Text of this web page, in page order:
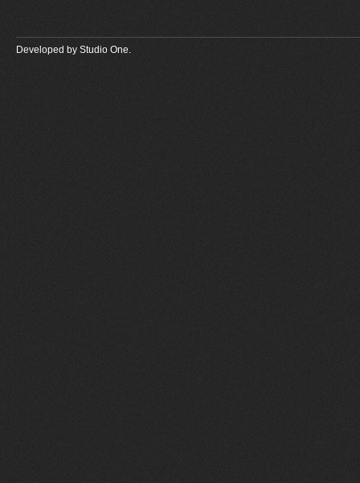
Developed by Studio One.